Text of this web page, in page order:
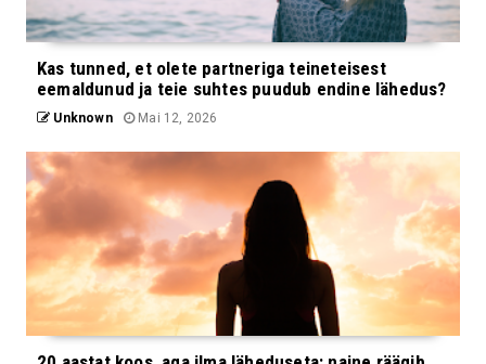
Kas tunned, et olete partneriga teineteisest
eemaldunud ja teie suhtes puudub endine lähedus?
Unknown Mai 12, 2026